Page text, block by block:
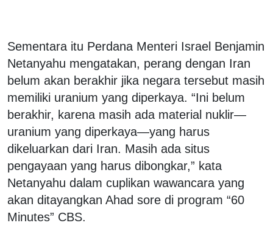
Sementara itu Perdana Menteri Israel Benjamin
Netanyahu mengatakan, perang dengan Iran
belum akan berakhir jika negara tersebut masih
memiliki uranium yang diperkaya. “Ini belum
berakhir, karena masih ada material nuklir—
uranium yang diperkaya—yang harus
dikeluarkan dari Iran. Masih ada situs
pengayaan yang harus dibongkar,” kata
Netanyahu dalam cuplikan wawancara yang
akan ditayangkan Ahad sore di program “60
Minutes” CBS.